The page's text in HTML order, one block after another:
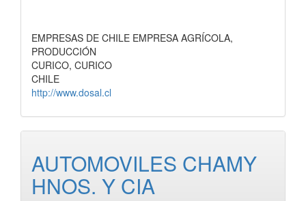
EMPRESAS DE CHILE EMPRESA AGRÍCOLA,
PRODUCCIÓN
CURICO, CURICO
CHILE
http://www.dosal.cl
AUTOMOVILES CHAMY
HNOS. Y CIA